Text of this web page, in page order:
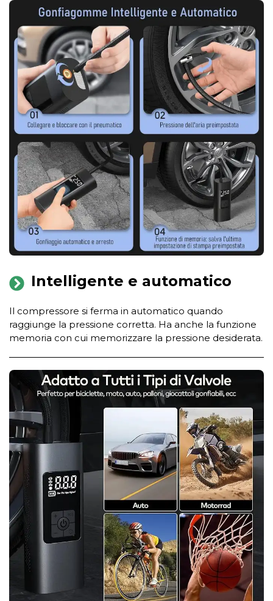
Intelligente e automatico
Il compressore si ferma in automatico quando
raggiunge la pressione corretta. Ha anche la funzione
memoria con cui memorizzare la pressione desiderata.